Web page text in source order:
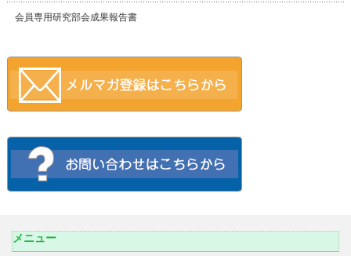
会員専用研究部会成果報告書
メニュー